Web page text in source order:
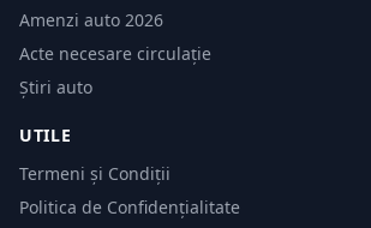
Amenzi auto 2026
Acte necesare circulație
Știri auto
UTILE
Termeni și Condiții
Politica de Confidențialitate